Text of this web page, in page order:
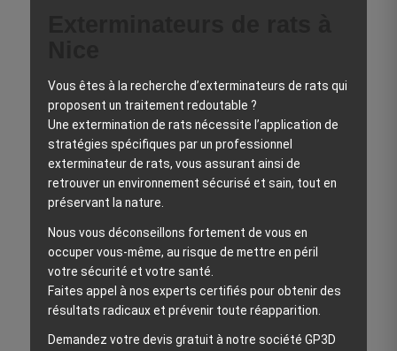
Vous êtes à la recherche d’exterminateurs de rats qui
proposent un traitement redoutable ?
Une extermination de rats nécessite l’application de
stratégies spécifiques par un professionnel
exterminateur de rats, vous assurant ainsi de
retrouver un environnement sécurisé et sain, tout en
préservant la nature.
Nous vous déconseillons fortement de vous en
occuper vous-même, au risque de mettre en péril
votre sécurité et votre santé.
Faites appel à nos experts certifiés pour obtenir des
résultats radicaux et prévenir toute réapparition.
Demandez votre devis gratuit à notre société GP3D